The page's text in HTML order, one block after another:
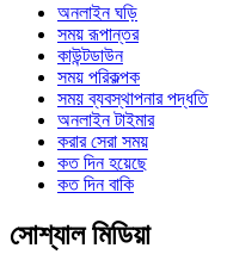
অনলাইন ঘড়ি
সময় রূপান্তর
কাউন্টডাউন
সময় পরিকল্পক
সময় ব্যবস্থাপনার পদ্ধতি
অনলাইন টাইমার
করার সেরা সময়
কত দিন হয়েছে
কত দিন বাকি
সোশ্যাল মিডিয়া